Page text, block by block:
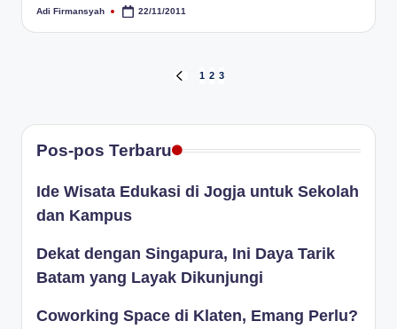
Posted
Adi Firmansyah 22/11/2011
PREVIOUS
1 2 3
Pos-pos Terbaru
Ide Wisata Edukasi di Jogja untuk Sekolah
dan Kampus
Dekat dengan Singapura, Ini Daya Tarik
Batam yang Layak Dikunjungi
Coworking Space di Klaten, Emang Perlu?